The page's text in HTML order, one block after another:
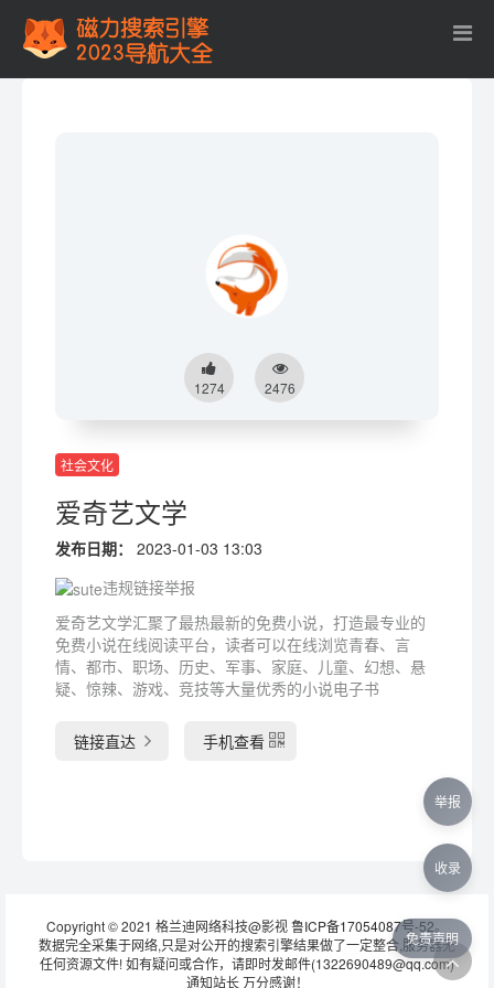
1274 2476
社会文化
爱奇艺文学
发布日期：
2023-01-03 13:03
违规链接举报
爱奇艺文学汇聚了最热最新的免费小说，打造最专业的
免费小说在线阅读平台，读者可以在线浏览青春、言
情、都市、职场、历史、军事、家庭、儿童、幻想、悬
疑、惊辣、游戏、竞技等大量优秀的小说电子书
链接直达 手机查看
Copyright © 2021 格兰迪网络科技@影视鲁ICP备17054087号-52。
数据完全采集于网络,只是对公开的搜索引擎结果做了一定整合,服务器无
任何资源文件! 如有疑问或合作，请即时发邮件(1322690489@qq.com)
通知站长 万分感谢！
免责声明
举报
收录